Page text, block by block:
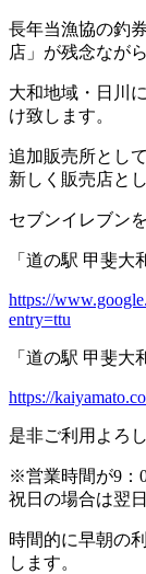
長年当漁協の釣
店」が残念なが
大和地域・日川
け致します。
追加販売所とし
新しく販売店と
セブンイレブン
「道の駅 甲斐
https://
entry=ttu
「道の駅 甲斐
https://
是非ご利用よろ
※営業時間が9：
祝日の場合は翌
時間的に早朝の
します。